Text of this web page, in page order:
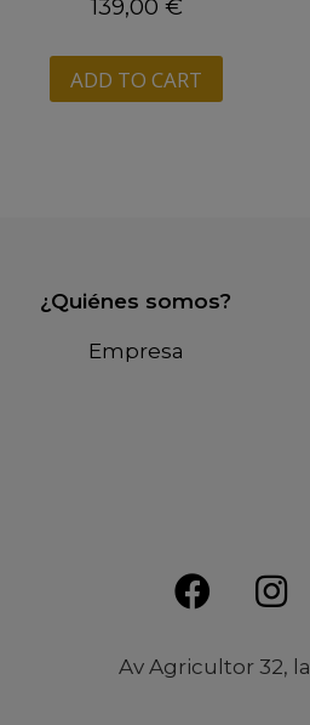
139,00 €
ADD TO CART
¿Quiénes somos?
Empresa
Av Agricultor 32,